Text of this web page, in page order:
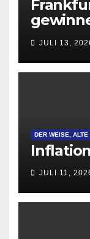
JULI 13,
DER WEISE, ALTE
JULI 11,